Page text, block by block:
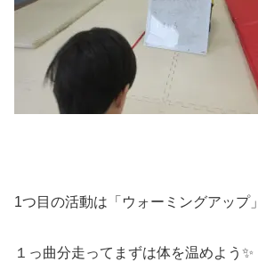
1つ目の活動は「ウォーミングアップ」
１っ曲分走ってまずは体を温めよう✨